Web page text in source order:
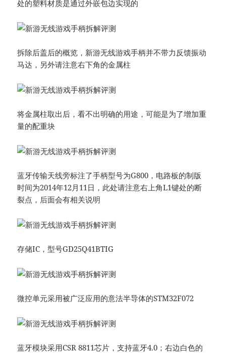
处的塑料材质是通过外嵌包边实现的
拆除后盖后的概览，新游无线游戏手柄并不带力反馈振动
马达，另外请注意右下角的金属柱
将金属柱取出后，看不出明确的用途，可能是为了增加重
量的配重块
蓝牙传输天线旁标注了手柄型号为G800，电路板的制版
时间为2014年12月11日，此处请注意右上角L1键处的断
裂点，后面会有相关说明
存储IC，型号GD25Q41BTIG
微控单元采用被广泛应用的意法半导体的STM32F072
蓝牙模块采用CSR 8811芯片，支持蓝牙4.0；右边白色的